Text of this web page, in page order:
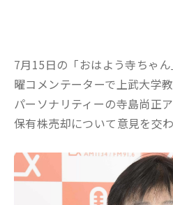
7月15日の「おはよう寺ちゃ
曜コメンテーターで上武大学
パーソナリティーの寺島尚正
保有株売却について意見を交